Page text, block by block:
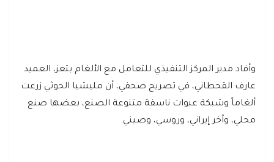
وأفاد مدير المركز التنفيذي للتعامل مع الألغام بتعز، العميد
عارف القحطاني، في تصريح صحفي، أن مليشيا الحوثي زرعت
ألغاماً وشبكة عبوات ناسفة متنوعة الصنع، بعضها صنع
محلي، وآخر إيراني، وروسي، وصيني.